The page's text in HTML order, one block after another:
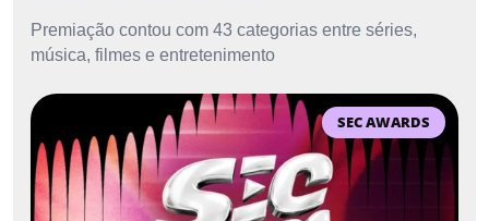
Premiação contou com 43 categorias entre séries,
música, filmes e entretenimento
SEC AWARDS